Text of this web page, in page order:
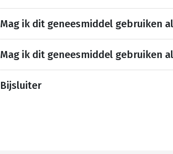
Mag ik dit geneesmiddel gebruiken
Mag ik dit geneesmiddel gebruiken
Bijsluiter